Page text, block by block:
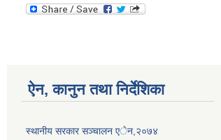
ऐन, कानुन तथा निर्देशिका
स्थानीय सरकार सञ्चालन एेन,२०७४